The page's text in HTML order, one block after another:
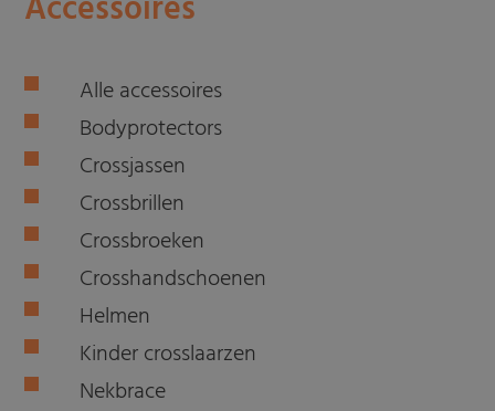
Alle accessoires
Bodyprotectors
Crossjassen
Crossbrillen
Crossbroeken
Crosshandschoenen
Helmen
Kinder crosslaarzen
Nekbrace